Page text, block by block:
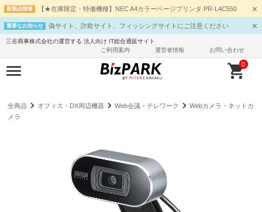
新製品情報 【★在庫限定・特価機種】NEC A4カラーページプリンタ PR-L4C550
重要なお知らせ 偽サイト、詐欺サイト、フィッシングサイトにご注意ください
三谷商事株式会社の運営する 法人向け IT総合通販サイト
ご利用案内
運営者情報 お問い合わせ
0
全商品 オフィス・DX周辺機器 Web会議・テレワーク
Webカメラ・ネットカ
メラ